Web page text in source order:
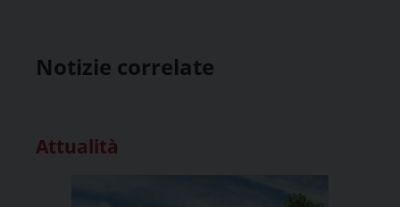
Notizie correlate
Attualità